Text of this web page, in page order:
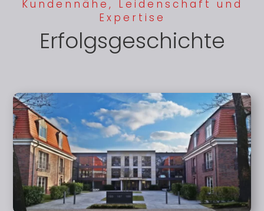
Kundennähe, Leidenschaft und
Expertise
Erfolgsgeschichte